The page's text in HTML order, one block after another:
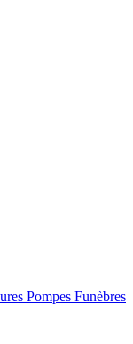
Pompes Funèbres